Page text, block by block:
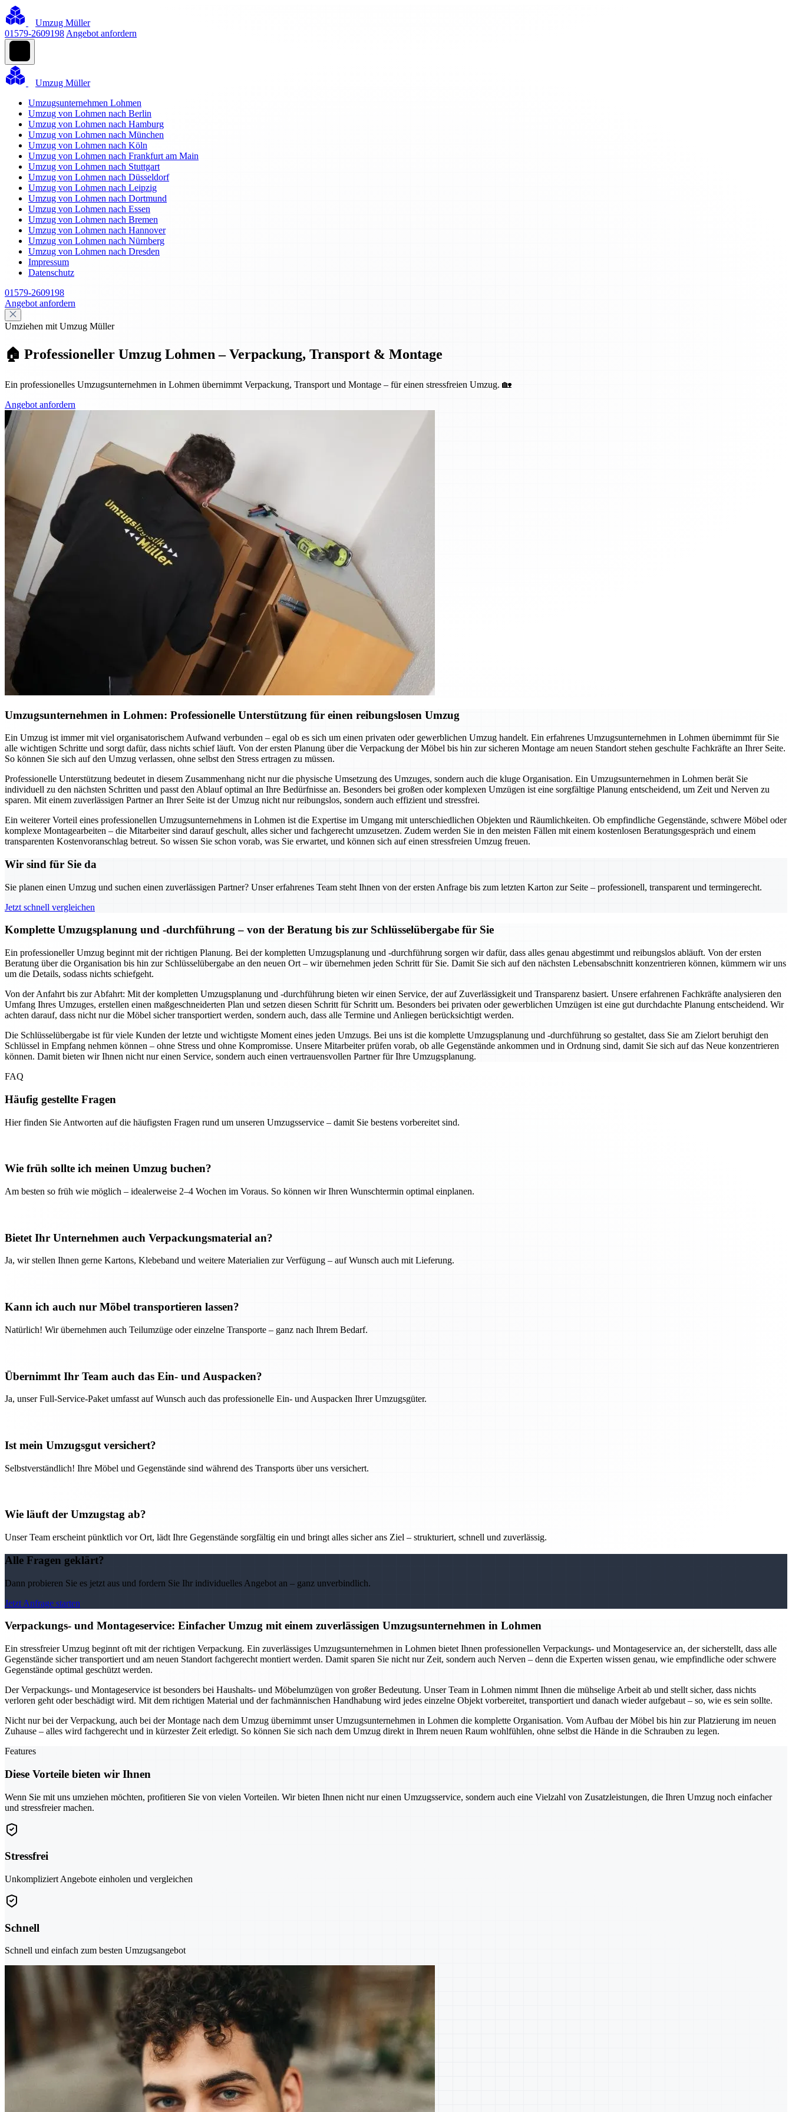
Umzug Müller
01579-2609198 Angebot anfordern
Umzug Müller
Umzugsunternehmen Lohmen
Umzug von Lohmen nach Berlin
Umzug von Lohmen nach Hamburg
Umzug von Lohmen nach München
Umzug von Lohmen nach Köln
Umzug von Lohmen nach Frankfurt am Main
Umzug von Lohmen nach Stuttgart
Umzug von Lohmen nach Düsseldorf
Umzug von Lohmen nach Leipzig
Umzug von Lohmen nach Dortmund
Umzug von Lohmen nach Essen
Umzug von Lohmen nach Bremen
Umzug von Lohmen nach Hannover
Umzug von Lohmen nach Nürnberg
Umzug von Lohmen nach Dresden
Impressum
Datenschutz
01579-2609198
Angebot anfordern
Umziehen mit Umzug Müller
🏠 Professioneller Umzug Lohmen – Verpackung, Transport & Montage
Ein professionelles Umzugsunternehmen in Lohmen übernimmt Verpackung, Transport und Montage – für einen stressfreien Umzug. 🏡
Angebot anfordern
Umzugsunternehmen in Lohmen: Professionelle Unterstützung für einen reibungslosen Umzug
Ein Umzug ist immer mit viel organisatorischem Aufwand verbunden – egal ob es sich um einen privaten oder gewerblichen Umzug handelt. Ein erfahrenes Umzugsunternehmen in Lohmen übernimmt für Sie
alle wichtigen Schritte und sorgt dafür, dass nichts schief läuft. Von der ersten Planung über die Verpackung der Möbel bis hin zur sicheren Montage am neuen Standort stehen geschulte Fachkräfte an Ihrer Seite.
So können Sie sich auf den Umzug verlassen, ohne selbst den Stress ertragen zu müssen.
Professionelle Unterstützung bedeutet in diesem Zusammenhang nicht nur die physische Umsetzung des Umzuges, sondern auch die kluge Organisation. Ein Umzugsunternehmen in Lohmen berät Sie
individuell zu den nächsten Schritten und passt den Ablauf optimal an Ihre Bedürfnisse an. Besonders bei großen oder komplexen Umzügen ist eine sorgfältige Planung entscheidend, um Zeit und Nerven zu
sparen. Mit einem zuverlässigen Partner an Ihrer Seite ist der Umzug nicht nur reibungslos, sondern auch effizient und stressfrei.
Ein weiterer Vorteil eines professionellen Umzugsunternehmens in Lohmen ist die Expertise im Umgang mit unterschiedlichen Objekten und Räumlichkeiten. Ob empfindliche Gegenstände, schwere Möbel oder
komplexe Montagearbeiten – die Mitarbeiter sind darauf geschult, alles sicher und fachgerecht umzusetzen. Zudem werden Sie in den meisten Fällen mit einem kostenlosen Beratungsgespräch und einem
transparenten Kostenvoranschlag betreut. So wissen Sie schon vorab, was Sie erwartet, und können sich auf einen stressfreien Umzug freuen.
Wir sind für Sie da
Sie planen einen Umzug und suchen einen zuverlässigen Partner? Unser erfahrenes Team steht Ihnen von der ersten Anfrage bis zum letzten Karton zur Seite – professionell, transparent und termingerecht.
Jetzt schnell vergleichen
Komplette Umzugsplanung und -durchführung – von der Beratung bis zur Schlüsselübergabe für Sie
Ein professioneller Umzug beginnt mit der richtigen Planung. Bei der kompletten Umzugsplanung und -durchführung sorgen wir dafür, dass alles genau abgestimmt und reibungslos abläuft. Von der ersten
Beratung über die Organisation bis hin zur Schlüsselübergabe an den neuen Ort – wir übernehmen jeden Schritt für Sie. Damit Sie sich auf den nächsten Lebensabschnitt konzentrieren können, kümmern wir uns
um die Details, sodass nichts schiefgeht.
Von der Anfahrt bis zur Abfahrt: Mit der kompletten Umzugsplanung und -durchführung bieten wir einen Service, der auf Zuverlässigkeit und Transparenz basiert. Unsere erfahrenen Fachkräfte analysieren den
Umfang Ihres Umzuges, erstellen einen maßgeschneiderten Plan und setzen diesen Schritt für Schritt um. Besonders bei privaten oder gewerblichen Umzügen ist eine gut durchdachte Planung entscheidend. Wir
achten darauf, dass nicht nur die Möbel sicher transportiert werden, sondern auch, dass alle Termine und Anliegen berücksichtigt werden.
Die Schlüsselübergabe ist für viele Kunden der letzte und wichtigste Moment eines jeden Umzugs. Bei uns ist die komplette Umzugsplanung und -durchführung so gestaltet, dass Sie am Zielort beruhigt den
Schlüssel in Empfang nehmen können – ohne Stress und ohne Kompromisse. Unsere Mitarbeiter prüfen vorab, ob alle Gegenstände ankommen und in Ordnung sind, damit Sie sich auf das Neue konzentrieren
können. Damit bieten wir Ihnen nicht nur einen Service, sondern auch einen vertrauensvollen Partner für Ihre Umzugsplanung.
FAQ
Häufig gestellte Fragen
Hier finden Sie Antworten auf die häufigsten Fragen rund um unseren Umzugsservice – damit Sie bestens vorbereitet sind.
Wie früh sollte ich meinen Umzug buchen?
Am besten so früh wie möglich – idealerweise 2–4 Wochen im Voraus. So können wir Ihren Wunschtermin optimal einplanen.
Bietet Ihr Unternehmen auch Verpackungsmaterial an?
Ja, wir stellen Ihnen gerne Kartons, Klebeband und weitere Materialien zur Verfügung – auf Wunsch auch mit Lieferung.
Kann ich auch nur Möbel transportieren lassen?
Natürlich! Wir übernehmen auch Teilumzüge oder einzelne Transporte – ganz nach Ihrem Bedarf.
Übernimmt Ihr Team auch das Ein- und Auspacken?
Ja, unser Full-Service-Paket umfasst auf Wunsch auch das professionelle Ein- und Auspacken Ihrer Umzugsgüter.
Ist mein Umzugsgut versichert?
Selbstverständlich! Ihre Möbel und Gegenstände sind während des Transports über uns versichert.
Wie läuft der Umzugstag ab?
Unser Team erscheint pünktlich vor Ort, lädt Ihre Gegenstände sorgfältig ein und bringt alles sicher ans Ziel – strukturiert, schnell und zuverlässig.
Alle Fragen geklärt?
Dann probieren Sie es jetzt aus und fordern Sie Ihr individuelles Angebot an – ganz unverbindlich.
Jetzt Anfrage starten
Verpackungs- und Montageservice: Einfacher Umzug mit einem zuverlässigen Umzugsunternehmen in Lohmen
Ein stressfreier Umzug beginnt oft mit der richtigen Verpackung. Ein zuverlässiges Umzugsunternehmen in Lohmen bietet Ihnen professionellen Verpackungs- und Montageservice an, der sicherstellt, dass alle
Gegenstände sicher transportiert und am neuen Standort fachgerecht montiert werden. Damit sparen Sie nicht nur Zeit, sondern auch Nerven – denn die Experten wissen genau, wie empfindliche oder schwere
Gegenstände optimal geschützt werden.
Der Verpackungs- und Montageservice ist besonders bei Haushalts- und Möbelumzügen von großer Bedeutung. Unser Team in Lohmen nimmt Ihnen die mühselige Arbeit ab und stellt sicher, dass nichts
verloren geht oder beschädigt wird. Mit dem richtigen Material und der fachmännischen Handhabung wird jedes einzelne Objekt vorbereitet, transportiert und danach wieder aufgebaut – so, wie es sein sollte.
Nicht nur bei der Verpackung, auch bei der Montage nach dem Umzug übernimmt unser Umzugsunternehmen in Lohmen die komplette Organisation. Vom Aufbau der Möbel bis hin zur Platzierung im neuen
Zuhause – alles wird fachgerecht und in kürzester Zeit erledigt. So können Sie sich nach dem Umzug direkt in Ihrem neuen Raum wohlfühlen, ohne selbst die Hände in die Schrauben zu legen.
Features
Diese Vorteile bieten wir Ihnen
Wenn Sie mit uns umziehen möchten, profitieren Sie von vielen Vorteilen. Wir bieten Ihnen nicht nur einen Umzugsservice, sondern auch eine Vielzahl von Zusatzleistungen, die Ihren Umzug noch einfacher
und stressfreier machen.
Stressfrei
Unkompliziert Angebote einholen und vergleichen
Schnell
Schnell und einfach zum besten Umzugsangebot